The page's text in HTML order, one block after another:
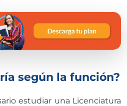
según la función?
estudiar una Licenciatura